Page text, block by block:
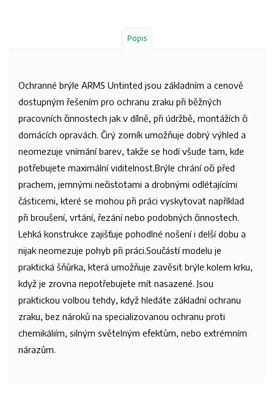
Popis
Ochranné brýle ARMS Untinted jsou základním a cenově
dostupným řešením pro ochranu zraku při běžných
pracovních činnostech jak v dílně, při údržbě, montážích či
domácích opravách. Čirý zorník umožňuje dobrý výhled a
neomezuje vnímání barev, takže se hodí všude tam, kde
potřebujete maximální viditelnost.Brýle chrání oči před
prachem, jemnými nečistotami a drobnými odlétajícími
částicemi, které se mohou při práci vyskytovat například
při broušení, vrtání, řezání nebo podobných činnostech.
Lehká konstrukce zajišťuje pohodlné nošení i delší dobu a
nijak neomezuje pohyb při práci.Součástí modelu je
praktická šňůrka, která umožňuje zavěsit brýle kolem krku,
když je zrovna nepotřebujete mít nasazené. Jsou
praktickou volbou tehdy, když hledáte základní ochranu
zraku, bez nároků na specializovanou ochranu proti
chemikáliím, silným světelným efektům, nebo extrémním
nárazům.